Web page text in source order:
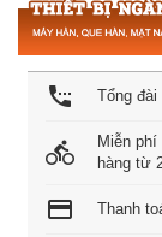
settings_phone Tổng
directions_bike
Miễn phí
hàng từ
credit_card Thanh